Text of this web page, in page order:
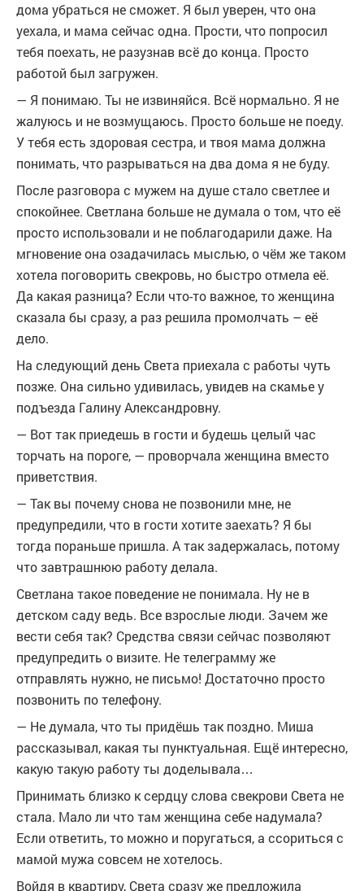
дома убраться не сможет. Я был уверен, что она
уехала, и мама сейчас одна. Прости, что попросил
тебя поехать, не разузнав всё до конца. Просто
работой был загружен.
— Я понимаю. Ты не извиняйся. Всё нормально. Я не
жалуюсь и не возмущаюсь. Просто больше не поеду.
У тебя есть здоровая сестра, и твоя мама должна
понимать, что разрываться на два дома я не буду.
После разговора с мужем на душе стало светлее и
спокойнее. Светлана больше не думала о том, что её
просто использовали и не поблагодарили даже. На
мгновение она озадачилась мыслью, о чём же таком
хотела поговорить свекровь, но быстро отмела её.
Да какая разница? Если что-то важное, то женщина
сказала бы сразу, а раз решила промолчать – её
дело.
На следующий день Света приехала с работы чуть
позже. Она сильно удивилась, увидев на скамье у
подъезда Галину Александровну.
— Вот так приедешь в гости и будешь целый час
торчать на пороге, — проворчала женщина вместо
приветствия.
— Так вы почему снова не позвонили мне, не
предупредили, что в гости хотите заехать? Я бы
тогда пораньше пришла. А так задержалась, потому
что завтрашнюю работу делала.
Светлана такое поведение не понимала. Ну не в
детском саду ведь. Все взрослые люди. Зачем же
вести себя так? Средства связи сейчас позволяют
предупредить о визите. Не телеграмму же
отправлять нужно, не письмо! Достаточно просто
позвонить по телефону.
— Не думала, что ты придёшь так поздно. Миша
рассказывал, какая ты пунктуальная. Ещё интересно,
какую такую работу ты доделывала…
Принимать близко к сердцу слова свекрови Света не
стала. Мало ли что там женщина себе надумала?
Если ответить, то можно и поругаться, а ссориться с
мамой мужа совсем не хотелось.
Войдя в квартиру, Света сразу же предложила